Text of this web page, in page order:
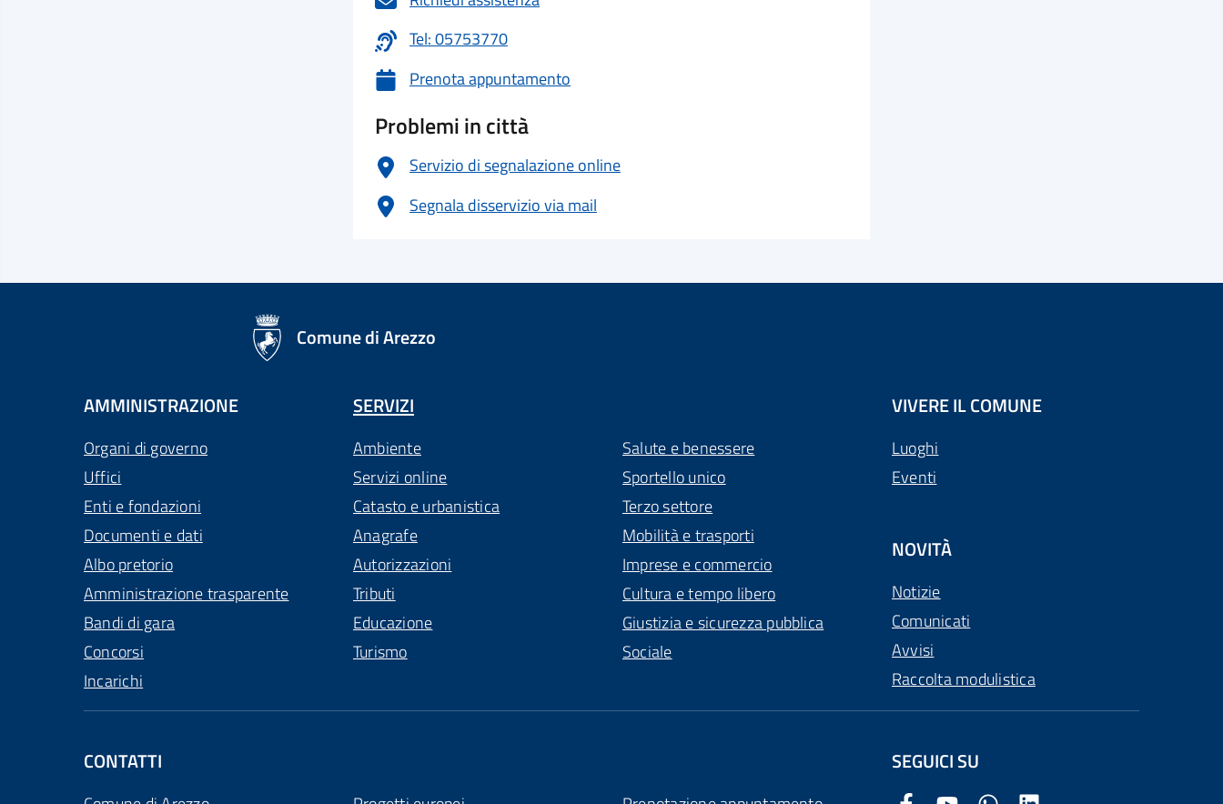
Tel: 05753770
Prenota appuntamento
Problemi in città
Servizio di segnalazione online
Segnala disservizio via mail
Comune di Arezzo
AMMINISTRAZIONE
Organi di governo
Uffici
Enti e fondazioni
Documenti e dati
Albo pretorio
Amministrazione trasparente
Bandi di gara
Concorsi
Incarichi
SERVIZI
Ambiente
Servizi online
Catasto e urbanistica
Anagrafe
Autorizzazioni
Tributi
Educazione
Turismo
Salute e benessere
Sportello unico
Terzo settore
Mobilità e trasporti
Imprese e commercio
Cultura e tempo libero
Giustizia e sicurezza pubblica
Sociale
VIVERE IL COMUNE
Luoghi
Eventi
NOVITÀ
Notizie
Comunicati
Avvisi
Raccolta modulistica
CONTATTI SEGUICI SU